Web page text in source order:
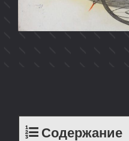
Содержание